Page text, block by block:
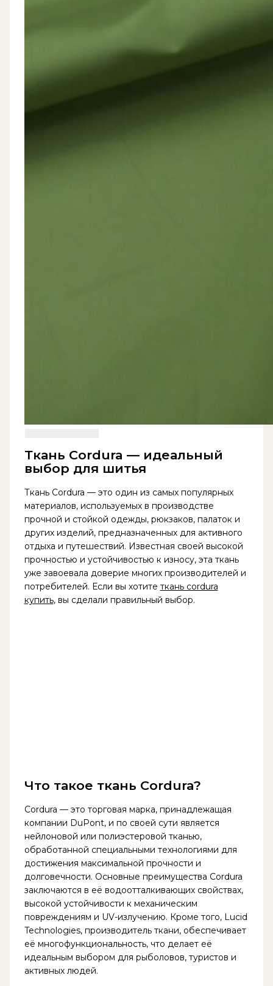
Ткань Cordura — идеальный
выбор для шитья
Ткань Cordura — это один из самых популярных
материалов, используемых в производстве
прочной и стойкой одежды, рюкзаков, палаток и
других изделий, предназначенных для активного
отдыха и путешествий. Известная своей высокой
прочностью и устойчивостью к износу, эта ткань
уже завоевала доверие многих производителей и
потребителей. Если вы хотите ткань cordura
купить, вы сделали правильный выбор.
Что такое ткань Cordura?
Cordura — это торговая марка, принадлежащая
компании DuPont, и по своей сути является
нейлоновой или полиэстеровой тканью,
обработанной специальными технологиями для
достижения максимальной прочности и
долговечности. Основные преимущества Cordura
заключаются в её водоотталкивающих свойствах,
высокой устойчивости к механическим
повреждениям и UV-излучению. Кроме того, Lucid
Technologies, производитель ткани, обеспечивает
её многофункциональность, что делает её
идеальным выбором для рыболовов, туристов и
активных людей.